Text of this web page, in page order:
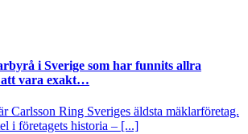
i Sverige som har funnits allra
att vara exakt…
Carlsson Ring Sveriges äldsta mäklarföretag.
i företagets historia – [...]